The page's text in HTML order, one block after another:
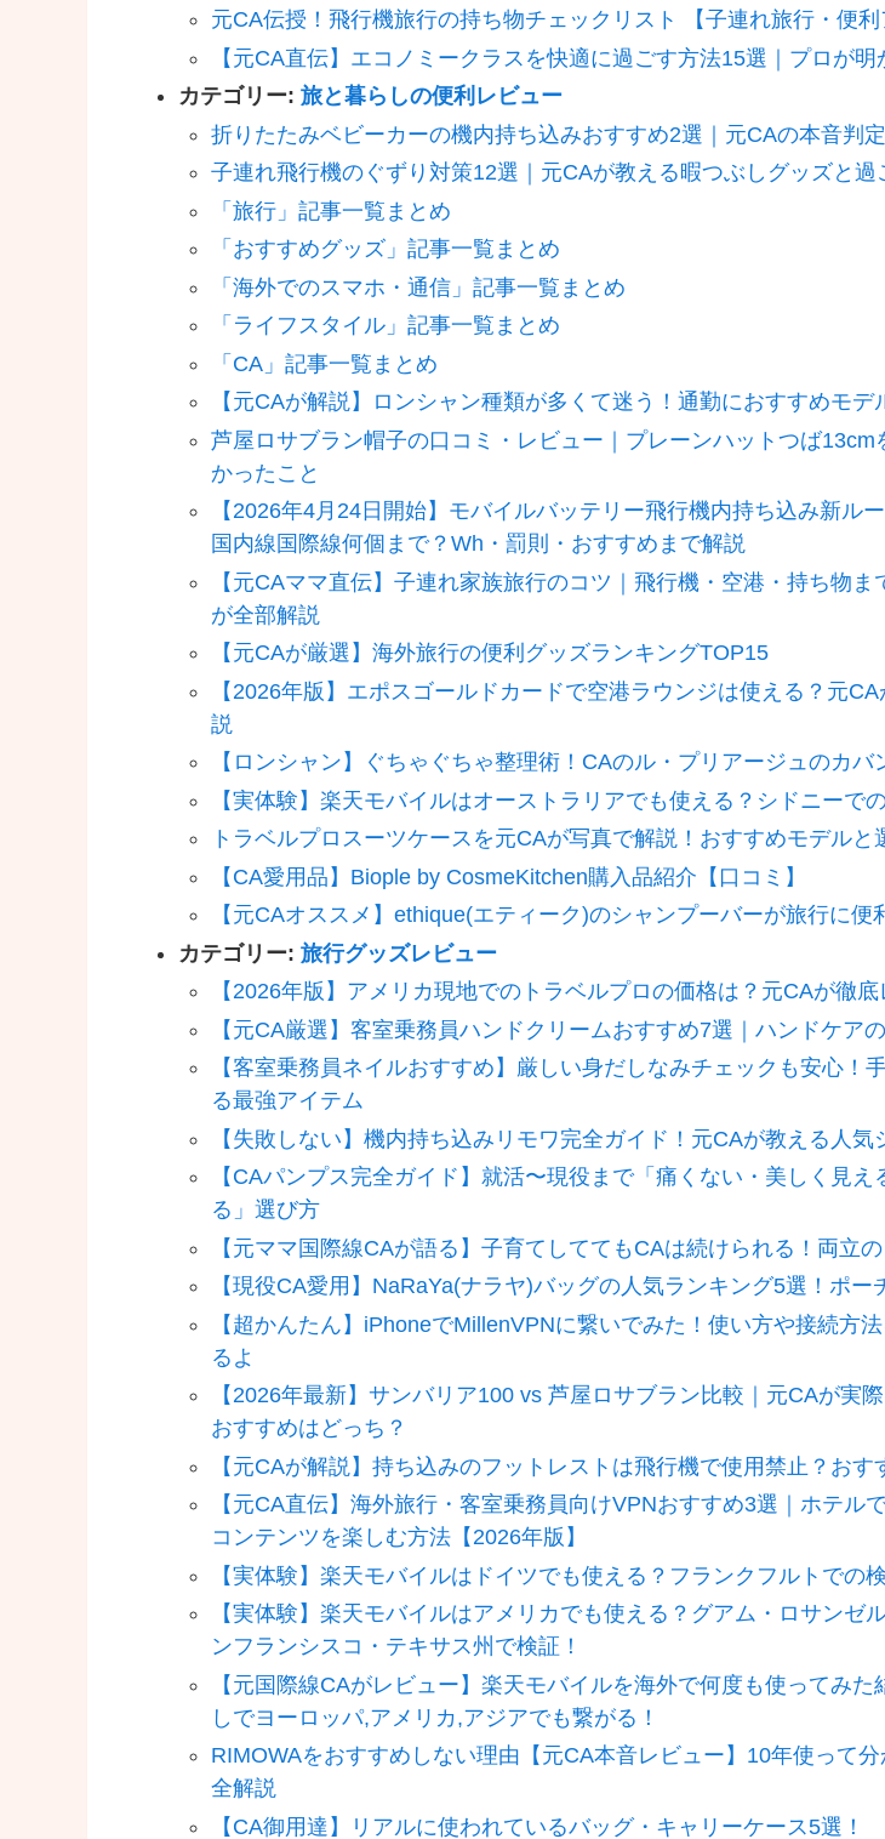
元CA伝授！飛行機旅行の持ち物チェックリスト 【子連れ旅行・便
【元CA直伝】エコノミークラスを快適に過ごす方法15選｜プロが明
カテゴリー: 旅と暮らしの便利レビュー
折りたたみベビーカーの機内持ち込みおすすめ2選｜元CAの本音判定
子連れ飛行機のぐずり対策12選｜元CAが教える暇つぶしグッズと過
「旅行」記事一覧まとめ
「おすすめグッズ」記事一覧まとめ
「海外でのスマホ・通信」記事一覧まとめ
「ライフスタイル」記事一覧まとめ
「CA」記事一覧まとめ
【元CAが解説】ロンシャン種類が多くて迷う！通勤におすすめモデ
芦屋ロサブラン帽子の口コミ・レビュー｜プレーンハットつば13cm
かったこと
【2026年4月24日開始】モバイルバッテリー飛行機内持ち込み新ルー
国内線国際線何個まで？Wh・罰則・おすすめまで解説
【元CAママ直伝】子連れ家族旅行のコツ｜飛行機・空港・持ち物ま
が全部解説
【元CAが厳選】海外旅行の便利グッズランキングTOP15
【2026年版】エポスゴールドカードで空港ラウンジは使える？元
説
【ロンシャン】ぐちゃぐちゃ整理術！CAのル・プリアージュのカバ
【実体験】楽天モバイルはオーストラリアでも使える？シドニーでの
トラベルプロスーツケースを元CAが写真で解説！おすすめモデルと
【CA愛用品】Biople by CosmeKitchen購入品紹介【口コミ】
【元CAオススメ】ethique(エティーク)のシャンプーバーが旅行に便
カテゴリー: 旅行グッズレビュー
【2026年版】アメリカ現地でのトラベルプロの価格は？元CAが徹底
【元CA厳選】客室乗務員ハンドクリームおすすめ7選｜ハンドケア
【客室乗務員ネイルおすすめ】厳しい身だしなみチェックも安心！
る最強アイテム
【失敗しない】機内持ち込みリモワ完全ガイド！元CAが教える人気
【CAパンプス完全ガイド】就活〜現役まで「痛くない・美しく見え
る」選び方
【元ママ国際線CAが語る】子育てしててもCAは続けられる！両立
【現役CA愛用】NaRaYa(ナラヤ)バッグの人気ランキング5選！ポー
【超かんたん】iPhoneでMillenVPNに繋いでみた！使い方や接続方
るよ
【2026年最新】サンバリア100 vs 芦屋ロサブラン比較｜元CAが実
おすすめはどっち？
【元CAが解説】持ち込みのフットレストは飛行機で使用禁止？おす
【元CA直伝】海外旅行・客室乗務員向けVPNおすすめ3選｜ホテル
コンテンツを楽しむ方法【2026年版】
【実体験】楽天モバイルはドイツでも使える？フランクフルトでの検
【実体験】楽天モバイルはアメリカでも使える？グアム・ロサンゼ
ンフランシスコ・テキサス州で検証！
【元国際線CAがレビュー】楽天モバイルを海外で何度も使ってみた
しでヨーロッパ,アメリカ,アジアでも繋がる！
RIMOWAをおすすめしない理由【元CA本音レビュー】10年使って分
全解説
【CA御用達】リアルに使われているバッグ・キャリーケース5選！